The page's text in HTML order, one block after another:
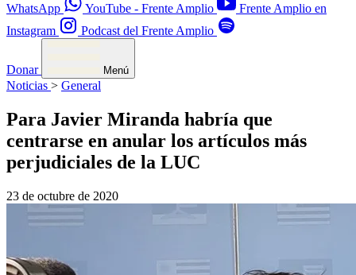
WhatsApp YouTube - Frente Amplio
Frente Amplio en
Instagram
Podcast del Frente Amplio
Donar Menú
Noticias > General
Para Javier Miranda habría que
centrarse en anular los artículos más
perjudiciales de la LUC
23 de octubre de 2020